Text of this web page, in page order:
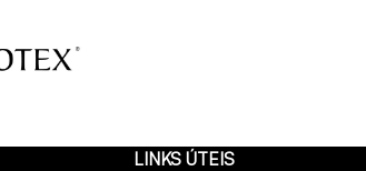
LINKS ÚTEIS